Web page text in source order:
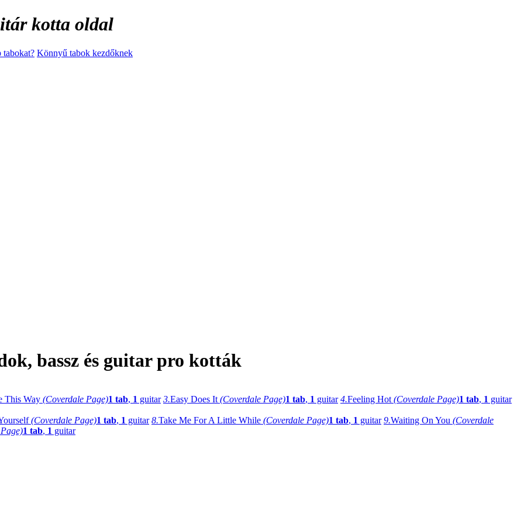
kotta oldal
tabokat? Könnyű tabok kezdőknek
bassz és guitar pro kották
This Way (Coverdale Page)1 tab, 1 guitar 3.Easy Does It (Coverdale Page)1 tab, 1 guitar 4.Feeling Hot (Coverdale Page)1 tab, 1 guitar
(Coverdale Page)1 tab, 1 guitar 8.Take Me For A Little While (Coverdale Page)1 tab, 1 guitar 9.Waiting On You (Coverdale
1 tab, 1 guitar